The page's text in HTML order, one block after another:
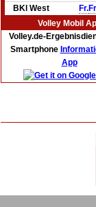
BKl West
Fr.
Volley Mobil
Volley.de-
Smartphone
App